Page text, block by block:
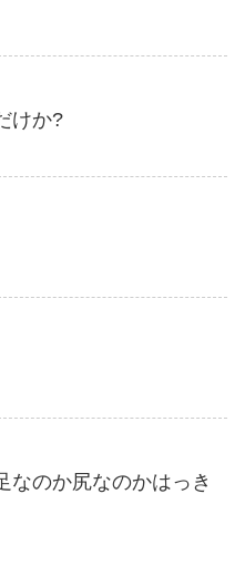
けか?
なのか尻なのかはっき